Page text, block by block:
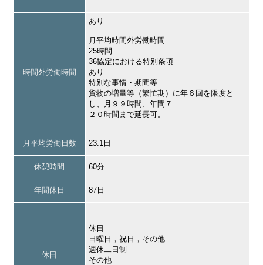
時間外労働時間
あり
月平均時間外労働時間
25時間
36協定における特別条項
あり
特別な事情・期間等
貨物の増量等（繁忙期）に年６回を限度と
し、月９９時間、年間７
２０時間まで延長可。
月平均労働日数 23.1日
休憩時間 60分
年間休日 87日
休日
休日
日曜日，祝日，その他
週休二日制
その他